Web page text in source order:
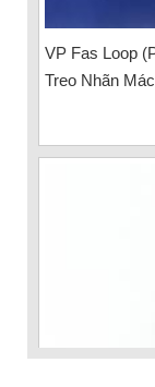
VP Fas Loop
Treo Nhãn Mác